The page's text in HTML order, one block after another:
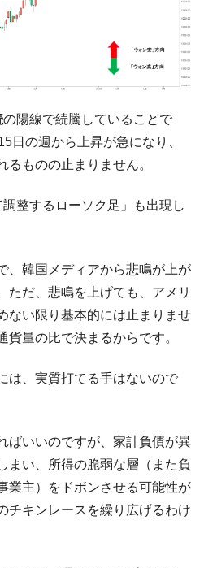
らできない。
国株式市場の暴落・本日07月29
ットブレイカーの二段コンボ
い
場が賭博場のように変質した
場･暗黒の火曜日。サーキットブ
銘柄の暴落
調査船『白嶺』は先進技術の
馬」とは？
競馬GI競走で勝利騎手がもら
意外すぎるモチーフとは？
壊、鳴かず飛ばずに終わりそう
の陽線で続騰していることで
日の週から上昇が急になり、
るものの止まりません。
整するローソク足」も出現し
、韓国メディアから悲鳴が上が
ただ、悲鳴を上げても、アメリ
ない限り基本的には止まりませ
貨量の比で決まるからです。
は、実質打てる手はないので
ばいいのですが、家計負債が異
まい、所得の脆弱な層（また負
業主）をドボンさせる可能性が
チキンレースを繰り広げるわけ